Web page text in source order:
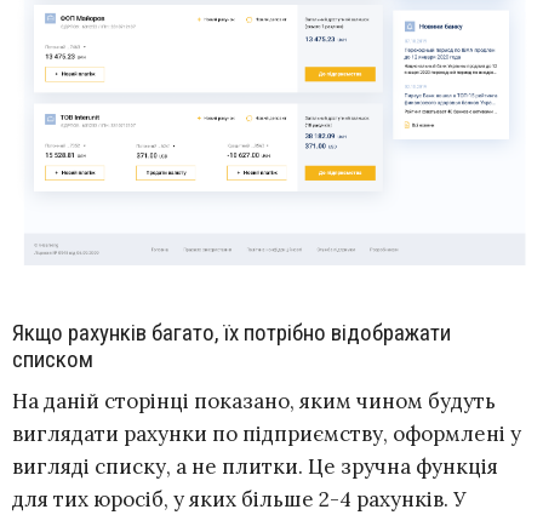
Якщо рахунків багато, їх потрібно відображати
списком
На даній сторінці показано, яким чином будуть
виглядати рахунки по підприємству, оформлені у
вигляді списку, а не плитки. Це зручна функція
для тих юросіб, у яких більше 2-4 рахунків. У